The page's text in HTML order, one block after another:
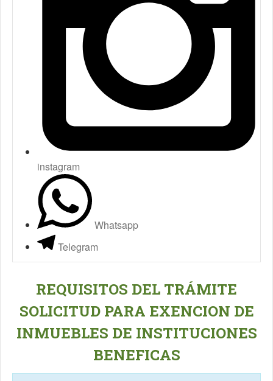
instagram
Whatsapp
Telegram
REQUISITOS DEL TRÁMITE
SOLICITUD PARA EXENCION DE
INMUEBLES DE INSTITUCIONES
BENEFICAS